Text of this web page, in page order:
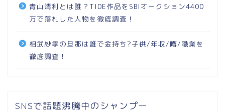
青山清利とは誰？TIDE作品をSBIオークション4400
万で落札した人物を徹底調査！
相武紗季の旦那は誰で金持ち?子供/年収/噂/職業を
徹底調査！
SNSで話題沸騰中のシャンプー